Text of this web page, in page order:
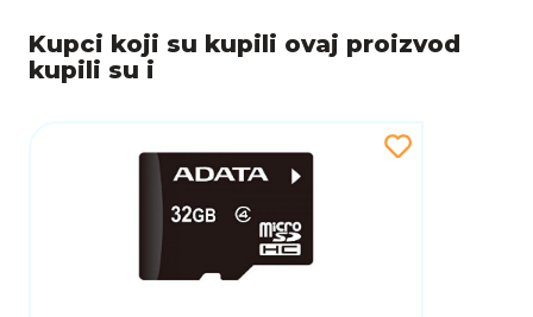
Kupci koji su kupili ovaj proizvod
kupili su i